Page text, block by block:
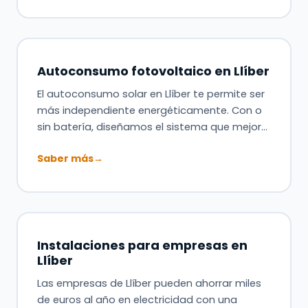
Autoconsumo fotovoltaico en Llíber
El autoconsumo solar en Llíber te permite ser
más independiente energéticamente. Con o
sin batería, diseñamos el sistema que mejor…
Saber más→
Instalaciones para empresas en
Llíber
Las empresas de Llíber pueden ahorrar miles
de euros al año en electricidad con una